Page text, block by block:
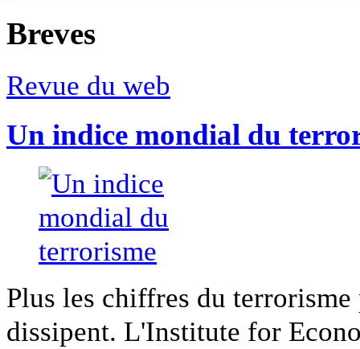
Breves
Revue du web
Un indice mondial du
Plus les chiffres du
dissipent. L'Institute for